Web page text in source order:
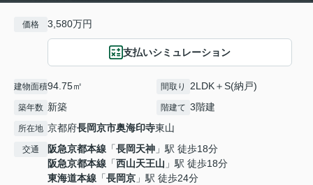
価格 3,580万円
支払いシミュレーション
建物面積94.75㎡ 間取り 2LDK＋S(納戸)
築年数 新築 階建て 3階建
所在地 京都府長岡京市奥海印寺東山
交通 阪急京都本線 「長岡天神 」駅 徒歩18分
阪急京都本線 「西山天王山 」駅 徒歩18分
東海道本線 「長岡京 」駅 徒歩24分